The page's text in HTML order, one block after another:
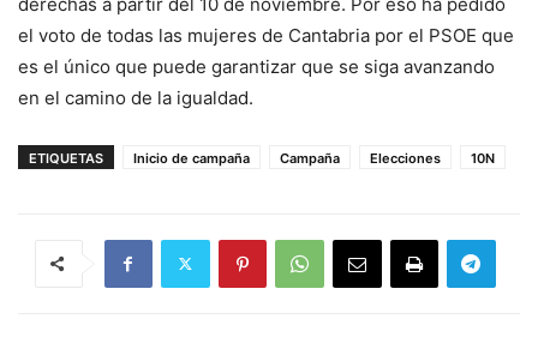
el voto de todas las mujeres de Cantabria por el PSOE que
es el único que puede garantizar que se siga avanzando
en el camino de la igualdad.
ETIQUETAS Inicio de campaña Campaña Elecciones 10N